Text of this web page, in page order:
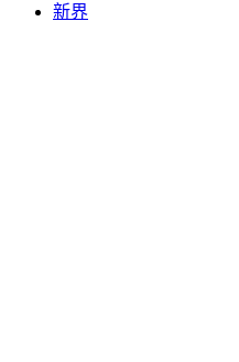
新界